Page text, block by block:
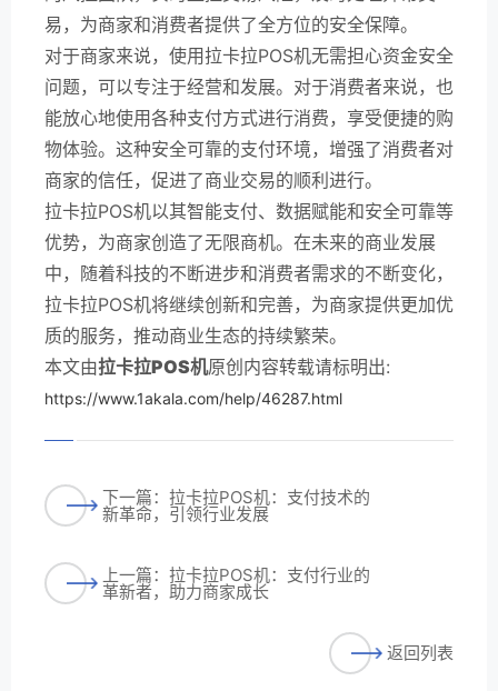
易，为商家和消费者提供了全方位的安全保障。
对于商家来说，使用拉卡拉POS机无需担心资金安全
问题，可以专注于经营和发展。对于消费者来说，也
能放心地使用各种支付方式进行消费，享受便捷的购
物体验。这种安全可靠的支付环境，增强了消费者对
商家的信任，促进了商业交易的顺利进行。
拉卡拉POS机以其智能支付、数据赋能和安全可靠等
优势，为商家创造了无限商机。在未来的商业发展
中，随着科技的不断进步和消费者需求的不断变化，
拉卡拉POS机将继续创新和完善，为商家提供更加优
质的服务，推动商业生态的持续繁荣。
本文由拉卡拉POS机原创内容转载请标明出:
https://www.1akala.com/help/46287.html
下一篇：拉卡拉POS机：支付技术的
新革命，引领行业发展
上一篇：拉卡拉POS机：支付行业的
革新者，助力商家成长
返回列表